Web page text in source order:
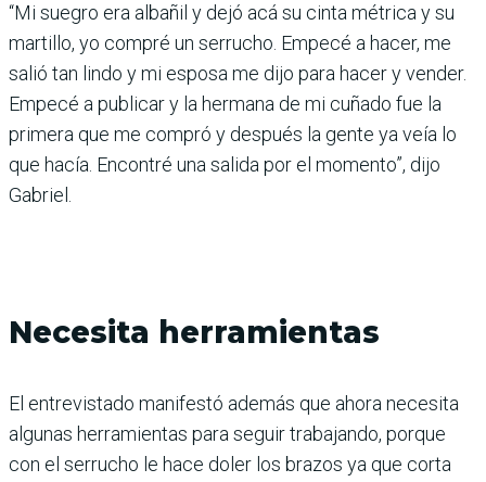
“Mi suegro era albañil y dejó acá su cinta métrica y su
martillo, yo compré un serrucho. Empecé a hacer, me
salió tan lindo y mi esposa me dijo para hacer y vender.
Empecé a publicar y la hermana de mi cuñado fue la
primera que me compró y después la gente ya veía lo
que hacía. Encontré una salida por el momento”, dijo
Gabriel.
Necesita herramientas
El entrevistado manifestó además que ahora necesita
algunas herramientas para seguir trabajando, porque
con el serrucho le hace doler los brazos ya que corta